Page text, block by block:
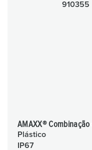
AMAXX®
Plástico
IP67